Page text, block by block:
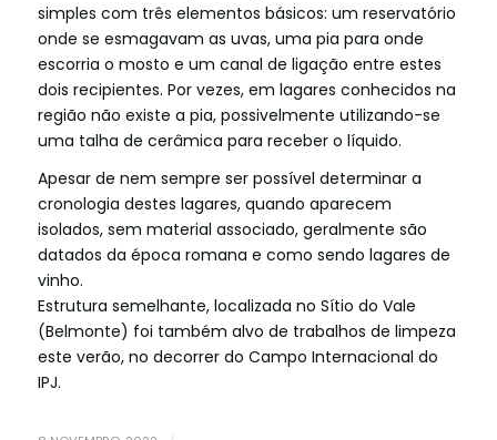
simples com três elementos básicos: um reservatório
onde se esmagavam as uvas, uma pia para onde
escorria o mosto e um canal de ligação entre estes
dois recipientes. Por vezes, em lagares conhecidos na
região não existe a pia, possivelmente utilizando-se
uma talha de cerâmica para receber o líquido.
Apesar de nem sempre ser possível determinar a
cronologia destes lagares, quando aparecem
isolados, sem material associado, geralmente são
datados da época romana e como sendo lagares de
vinho.
Estrutura semelhante, localizada no Sítio do Vale
(Belmonte) foi também alvo de trabalhos de limpeza
este verão, no decorrer do Campo Internacional do
IPJ.